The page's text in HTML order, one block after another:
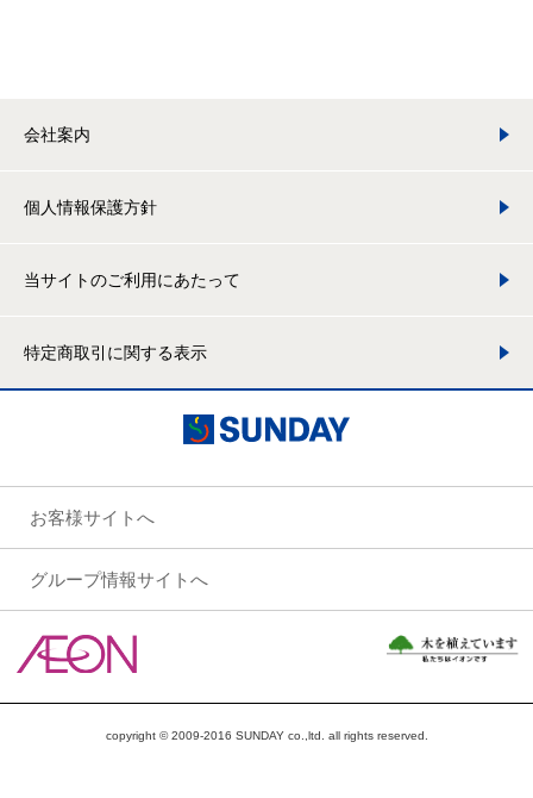
会社案内
個人情報保護方針
当サイトのご利用にあたって
特定商取引に関する表示
お客様サイトへ
グループ情報サイトへ
copyright © 2009-2016 SUNDAY co.,ltd. all rights reserved.